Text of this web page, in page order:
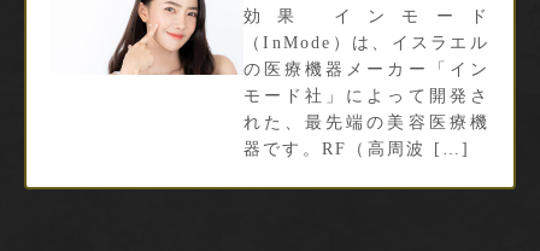
効果 インモード
（InMode）は、イスラエル
の医療機器メーカー「イン
モード社」によって開発さ
れた、最先端の美容医療機
器です。RF（高周波 […]